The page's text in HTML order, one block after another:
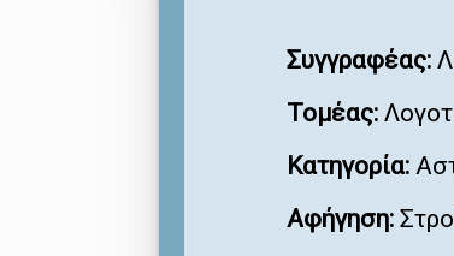
Συγγραφέας:
Τομέας:
Κατηγορία:
Αφήγηση: